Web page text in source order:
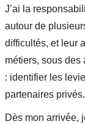
J’ai la
autour de
difficultés, et leur
métiers, sous
: identifier les
partenaires privés.
Dès mon arrivée,